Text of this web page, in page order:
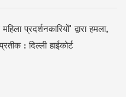
प्रदर्शनकारियों' द्वारा हमला,
: दिल्ली हाईकोर्ट